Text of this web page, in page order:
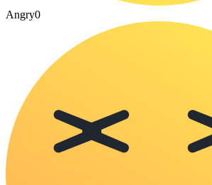
Angry0